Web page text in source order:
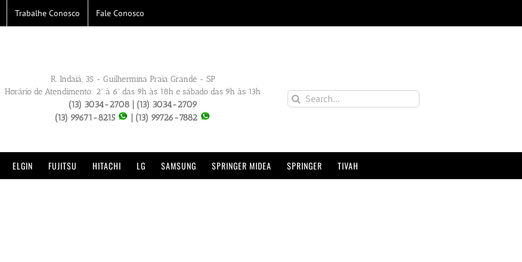
Trabalhe Conosco Fale Conosco
R. Indaiá, 35 - Guilhermina Praia Grande - SP
Horário de Atendimento: 2ª à 6ª das 9h às 18h e sábado das 9h às 13h
(13) 3034-2708 | (13) 3034-2709
(13) 99671-8215
| (13) 99726-7882
Search
for:
ELGIN FUJITSU HITACHI LG SAMSUNG SPRINGER MIDEA SPRINGER TIVAH